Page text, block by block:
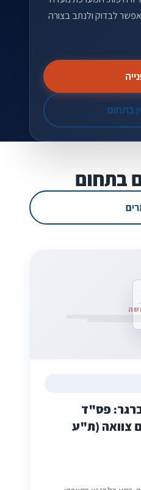
לבדוק ולנתב בצורה
בתחום
בתחום
פס"ד
צוואה (ת"ע